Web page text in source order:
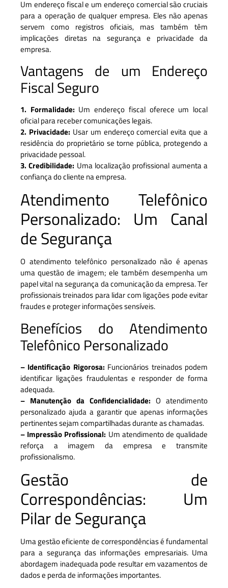
Um endereço fiscal e um endereço comercial são cruciais
para a operação de qualquer empresa. Eles não apenas
servem como registros oficiais, mas também têm
implicações diretas na segurança e privacidade da
empresa.
Vantagens de um Endereço
Fiscal Seguro
1. Formalidade: Um endereço fiscal oferece um local
oficial para receber comunicações legais.
2. Privacidade: Usar um endereço comercial evita que a
residência do proprietário se torne pública, protegendo a
privacidade pessoal.
3. Credibilidade: Uma localização profissional aumenta a
confiança do cliente na empresa.
Atendimento Telefônico
Personalizado: Um Canal
de Segurança
O atendimento telefônico personalizado não é apenas
uma questão de imagem; ele também desempenha um
papel vital na segurança da comunicação da empresa. Ter
profissionais treinados para lidar com ligações pode evitar
fraudes e proteger informações sensíveis.
Benefícios do Atendimento
Telefônico Personalizado
– Identificação Rigorosa: Funcionários treinados podem
identificar ligações fraudulentas e responder de forma
adequada.
– Manutenção da Confidencialidade: O atendimento
personalizado ajuda a garantir que apenas informações
pertinentes sejam compartilhadas durante as chamadas.
– Impressão Profissional: Um atendimento de qualidade
reforça a imagem da empresa e transmite
profissionalismo.
Gestão de
Correspondências: Um
Pilar de Segurança
Uma gestão eficiente de correspondências é fundamental
para a segurança das informações empresariais. Uma
abordagem inadequada pode resultar em vazamentos de
dados e perda de informações importantes.